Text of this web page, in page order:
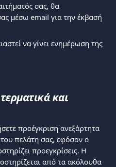
σας, θα
μέσω email για την έκβασή
να γίνει ενημέρωση της
και
προέγκριση ανεξάρτητα
πελάτη σας, εφόσον ο
προεγκρίσεις. Η
από τα ακόλουθα